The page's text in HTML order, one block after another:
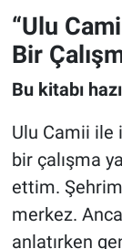
“Ulu
Bir
Bu kitabı
Ulu Camii ile
bir çalışma
ettim.
merkez.
anlatırken